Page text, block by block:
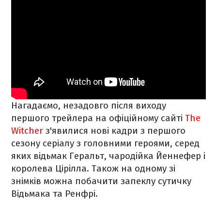
Нагадаємо, незадовго після виходу
першого трейлера на офіційному сайті The
Witcher з'явилися нові кадри з першого
сезону серіалу з головними героями, серед
яких відьмак Геральт, чародійка Йеннефер і
королева Цірілла. Також на одному зі
знімків можна побачити запеклу сутичку
Відьмака та Ренфрі.